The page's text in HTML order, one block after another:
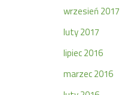
wrzesień 2017
luty 2017
lipiec 2016
marzec 2016